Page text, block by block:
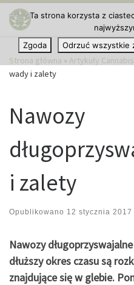
Przejdź do treści
Strona główna » Artykuły Cannabis
wady i zalety
Nawozy
i zalety
Opublikowano 12 stycznia 2017
Nawozy
dłuższy okres czasu są
znajdujące się w glebie.
Ta strona korzysta z
Zgoda
Odrzuć wszystkie